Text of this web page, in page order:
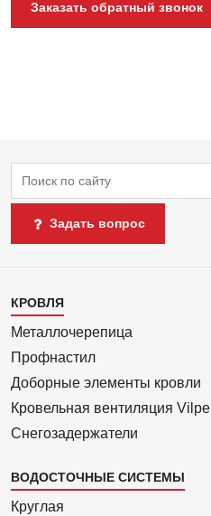
Заказать обратный звонок
Поиск
Задать вопрос
Каталог
1
КРОВЛЯ
Металлочерепица
Профнастил
Доборные элементы кровли
Кровельная вентиляция Vilpe
Снегозадержатели
ВОДОСТОЧНЫЕ СИСТЕМЫ
Круглая